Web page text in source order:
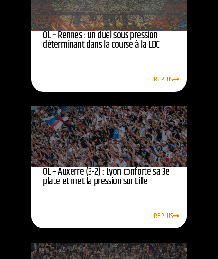
OL – Rennes : un duel sous pression
déterminant dans la course à la LDC
LIRE PLUS
OL – Auxerre (3-2) : Lyon conforte sa 3e
place et met la pression sur Lille
LIRE PLUS